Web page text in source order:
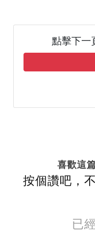
點擊下一
喜歡這
按個讚吧，
已